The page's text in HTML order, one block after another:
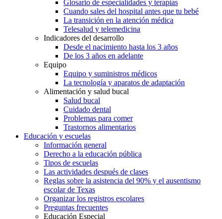
Glosario de especialidades y terapias
Cuando sales del hospital antes que tu bebé
La transición en la atención médica
Telesalud y telemedicina
Indicadores del desarrollo
Desde el nacimiento hasta los 3 años
De los 3 años en adelante
Equipo
Equipo y suministros médicos
La tecnología y aparatos de adaptación
Alimentación y salud bucal
Salud bucal
Cuidado dental
Problemas para comer
Trastornos alimentarios
Educación y escuelas
Información general
Derecho a la educación pública
Tipos de escuelas
Las actividades después de clases
Reglas sobre la asistencia del 90% y el ausentismo
escolar de Texas
Organizar los registros escolares
Preguntas frecuentes
Educación Especial